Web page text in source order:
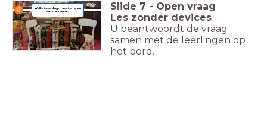
Welke twee dingen weet je nu van
het Suikerfeest?
Slide 7 - Open vraag
Les zonder devices
U beantwoordt de vraag
samen met de leerlingen op
het bord.